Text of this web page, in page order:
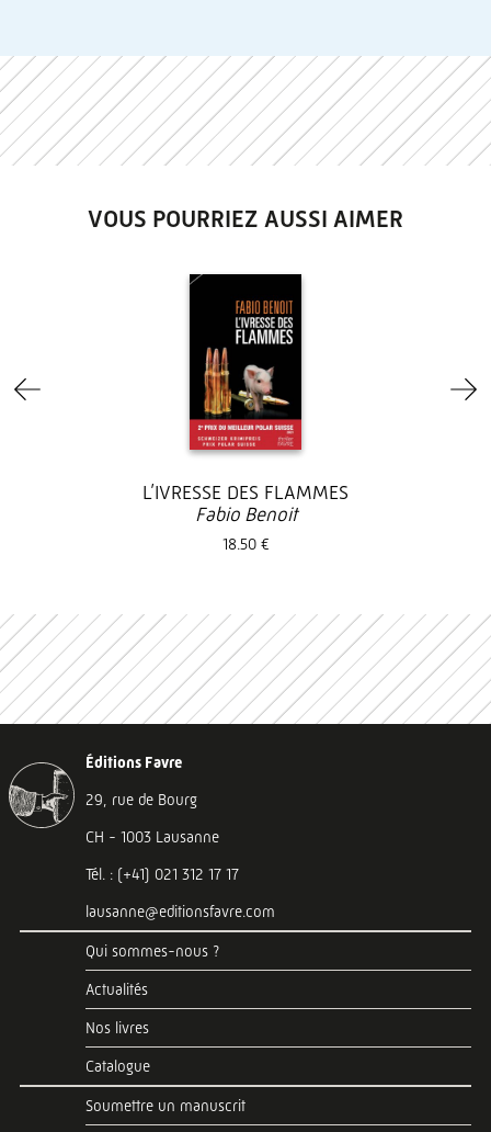
VOUS POURRIEZ AUSSI AIMER
L’IVRESSE DES FLAMMES
Fabio Benoit
18.50 €
Éditions Favre
29, rue de Bourg
CH - 1003 Lausanne
Tél. : (+41) 021 312 17 17
lausanne@editionsfavre.com
Qui sommes-nous ?
Actualités
Nos livres
Catalogue
Soumettre un manuscrit